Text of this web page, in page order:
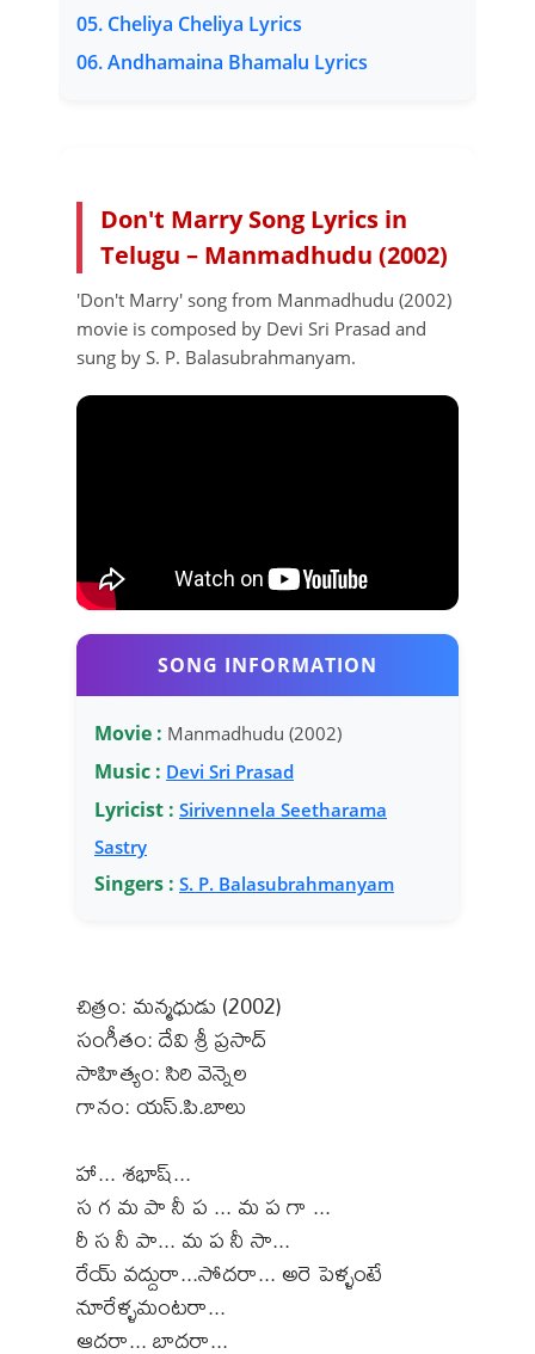
05. Cheliya Cheliya Lyrics
06. Andhamaina Bhamalu Lyrics
Don't Marry Song Lyrics in
Telugu – Manmadhudu (2002)
'Don't Marry' song from Manmadhudu (2002)
movie is composed by Devi Sri Prasad and
sung by S. P. Balasubrahmanyam.
SONG INFORMATION
Movie : Manmadhudu (2002)
Music : Devi Sri Prasad
Lyricist : Sirivennela Seetharama
Sastry
Singers : S. P. Balasubrahmanyam
చిత్రం: మన్మధుడు (2002)
సంగీతం: దేవి శ్రీ ప్రసాద్
సాహిత్యం: సిరి వెన్నెల
గానం: యస్.పి.బాలు
హా... శభాష్...
స గ మ పా నీ ప ... మ ప గా ...
రీ స నీ పా... మ ప నీ సా...
రేయ్ వద్దురా...సోదరా... అరె పెళ్ళంటే
నూరేళ్ళమంటరా...
ఆదరా... బాదరా...